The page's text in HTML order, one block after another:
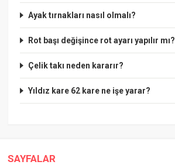
Ayak tırnakları nasıl olmalı?
Rot başı değişince rot ayarı yapılır mı?
Çelik takı neden kararır?
Yıldız kare 62 kare ne işe yarar?
SAYFALAR